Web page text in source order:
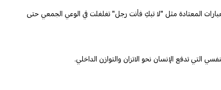
المعتادة مثل "لا تبكِ فأنت رجل" تغلغلت في الوعي الجمعي حتى
التي تدفع الإنسان نحو الاتزان والتوازن الداخلي.